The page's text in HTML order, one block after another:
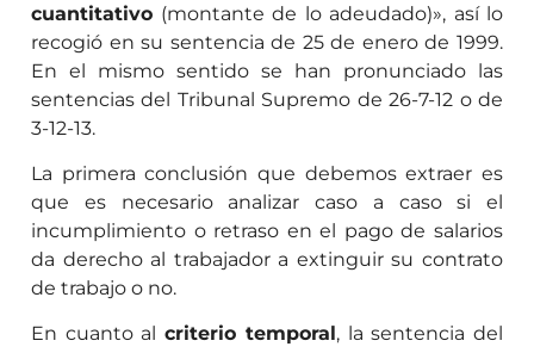
cuantitativo (montante de lo adeudado)», así lo
recogió en su sentencia de 25 de enero de 1999.
En el mismo sentido se han pronunciado las
sentencias del Tribunal Supremo de 26-7-12 o de
3-12-13.
La primera conclusión que debemos extraer es
que es necesario analizar caso a caso si el
incumplimiento o retraso en el pago de salarios
da derecho al trabajador a extinguir su contrato
de trabajo o no.
En cuanto alcriterio temporal, la sentencia del